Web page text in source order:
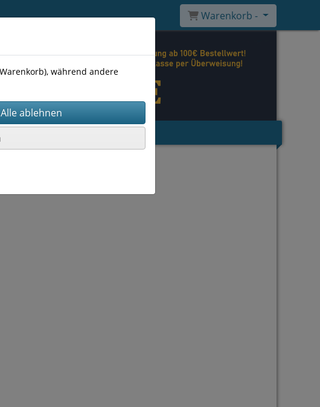
Warenkorb -
während andere